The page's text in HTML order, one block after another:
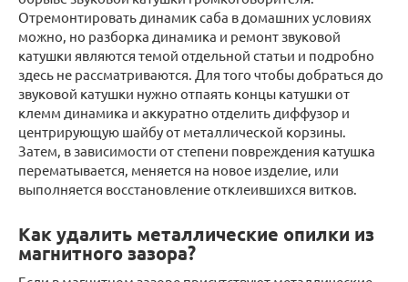
Отремонтировать динамик саба в домашних условиях
можно, но разборка динамика и ремонт звуковой
катушки являются темой отдельной статьи и подробно
здесь не рассматриваются. Для того чтобы добраться до
звуковой катушки нужно отпаять концы катушки от
клемм динамика и аккуратно отделить диффузор и
центрирующую шайбу от металлической корзины.
Затем, в зависимости от степени повреждения катушка
перематывается, меняется на новое изделие, или
выполняется восстановление отклеившихся витков.
Как удалить металлические опилки из
магнитного зазора?